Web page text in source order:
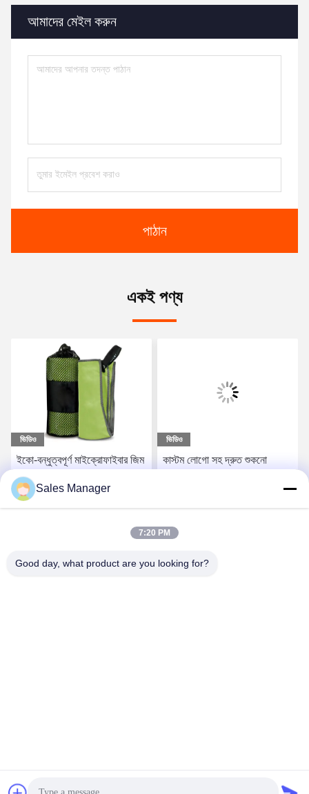
আমাদের মেইল ​​করুন
পাঠান
একই পণ্য
ভিডিও
ইকো-বন্ধুত্বপূর্ণ মাইক্রোফাইবার জিম
স্পোর্টস তোয়ালে ড্রপশিপিং
ভিডিও
কাস্টম লোগো সহ দ্রুত শুকনো
চীন ভাল মানের মাইক্রোফাইবার স্পোর্টস তোয়ালে সরবরাহকারী.কপিরাইট © 2022-
Sales Manager
7:20 PM
Good day, what product are you looking for?